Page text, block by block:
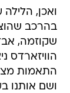
ואכן,
בהרכב
שקוזמה,
התאמות
ושם אותנו